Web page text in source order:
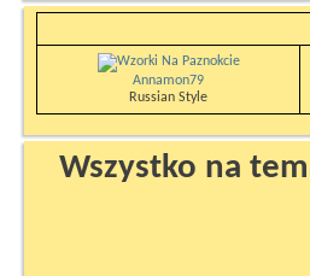
Annamon79
Russian Style
Wszystko na